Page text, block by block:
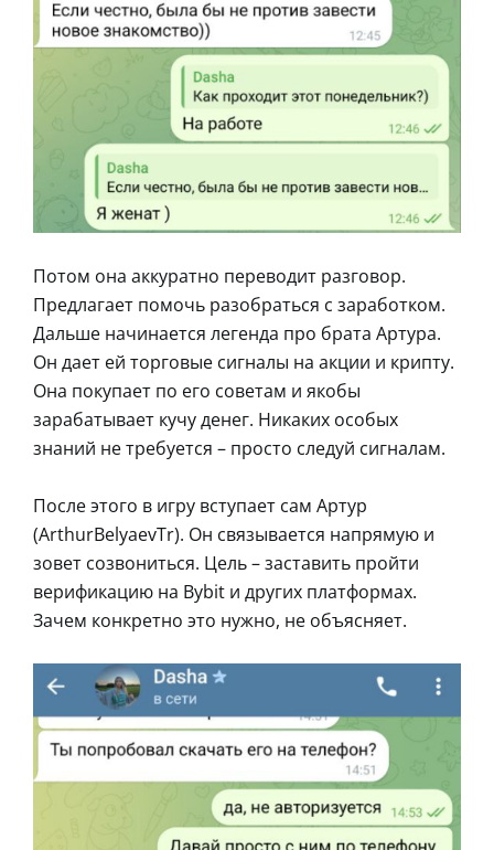
Потом она аккуратно переводит разговор.
Предлагает помочь разобраться с заработком.
Дальше начинается легенда про брата Артура.
Он дает ей торговые сигналы на акции и крипту.
Она покупает по его советам и якобы
зарабатывает кучу денег. Никаких особых
знаний не требуется – просто следуй сигналам.
После этого в игру вступает сам Артур
(ArthurBelyaevTr). Он связывается напрямую и
зовет созвониться. Цель – заставить пройти
верификацию на Bybit и других платформах.
Зачем конкретно это нужно, не объясняет.